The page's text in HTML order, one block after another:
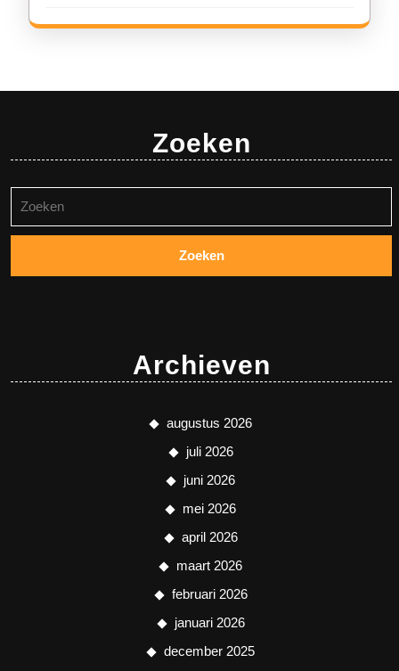
Zoeken
naar:
Archieven
augustus 2026
juli 2026
juni 2026
mei 2026
april 2026
maart 2026
februari 2026
januari 2026
december 2025